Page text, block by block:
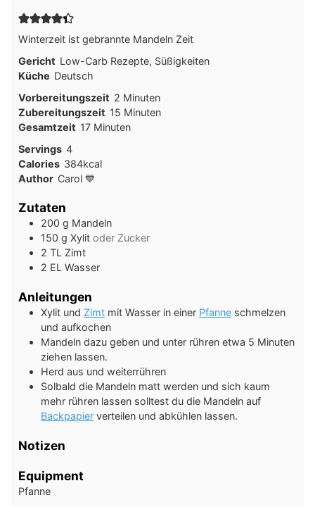
Winterzeit ist gebrannte Mandeln Zeit
Gericht Low-Carb Rezepte, Süßigkeiten
Küche Deutsch
Vorbereitungszeit 2Minuten
Minuten
Zubereitungszeit 15Minuten
Minuten
Gesamtzeit 17Minuten
Minuten
Servings 4
Calories 384kcal
Author Carol 💙
Zutaten
200 g Mandeln
150 g Xylit oder Zucker
2 TL Zimt
2 EL Wasser
Anleitungen
Xylit und Zimt mit Wasser in einer Pfanne schmelzen
und aufkochen
Mandeln dazu geben und unter rühren etwa 5 Minuten
ziehen lassen.
Herd aus und weiterrühren
Solbald die Mandeln matt werden und sich kaum
mehr rühren lassen solltest du die Mandeln auf
Backpapier verteilen und abkühlen lassen.
Notizen
Equipment
Pfanne